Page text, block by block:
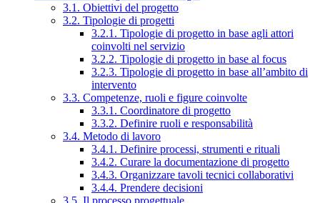
3.1. Obiettivi del progetto
3.2. Tipologie di progetti
3.2.1. Tipologie di progetto in base agli attori
coinvolti nel servizio
3.2.2. Tipologie di progetto in base al focus
3.2.3. Tipologie di progetto in base all’ambito di
intervento
3.3. Competenze, ruoli e figure coinvolte
3.3.1. Coordinatore di progetto
3.3.2. Definire ruoli e responsabilità
3.4. Metodo di lavoro
3.4.1. Definire processi, strumenti e rituali
3.4.2. Curare la documentazione di progetto
3.4.3. Organizzare tavoli tecnici collaborativi
3.4.4. Prendere decisioni
3.5. Il processo progettuale